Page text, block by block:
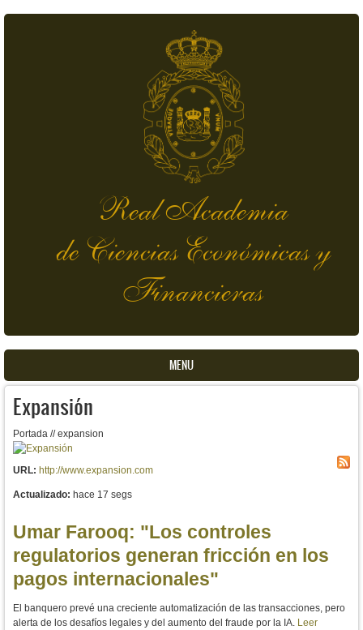
Real Academia
de Ciencias Económicas y
Financieras
MENU
Expansión
Portada // expansion
URL: http://www.expansion.com
Actualizado: hace 17 segs
Umar Farooq: "Los controles
regulatorios generan fricción en los
pagos internacionales"
El banquero prevé una creciente automatización de las transacciones, pero
alerta de los desafíos legales y del aumento del fraude por la IA. Leer